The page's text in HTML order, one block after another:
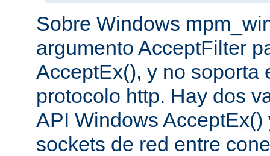
Sobre Windows
argumento AcceptFilter
AcceptEx(), y no soporta
protocolo http. Hay dos
API Windows
sockets de red entre